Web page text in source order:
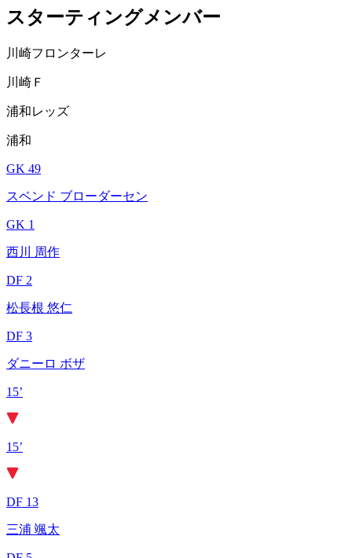
スターティングメンバー
川崎フロンターレ
川崎Ｆ
浦和レッズ
浦和
GK 49
スベンド ブローダーセン
GK 1
西川 周作
DF 2
松長根 悠仁
DF 3
ダニーロ ボザ
15’
15’
DF 13
三浦 颯太